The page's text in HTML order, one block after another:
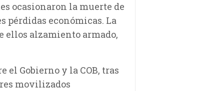
ocasionaron la muerte de
pérdidas económicas. La
ellos alzamiento armado,
el Gobierno y la COB, tras
movilizados